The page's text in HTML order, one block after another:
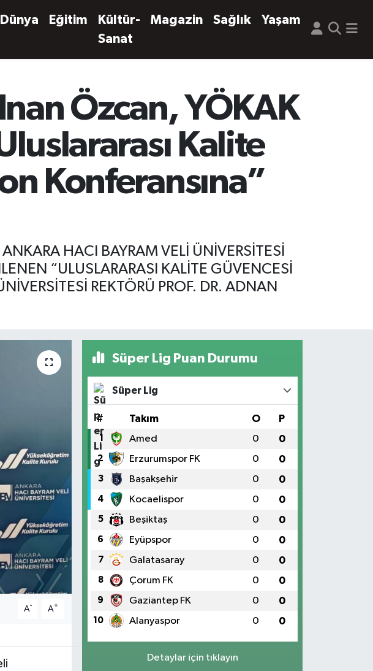
Dünya Eğitim
Kültür-
Sanat
Magazin Sağlık Yaşam
Özcan, YÖKAK
Kalite
Konferansına”
HACI BAYRAM VELİ ÜNİVERSİTESİ
“ULUSLARARASI KALİTE GÜVENCESİ
REKTÖRÜ PROF. DR. ADNAN
A- A+
Süper Lig Puan Durumu
Süper Lig
# Takım O P
1 Amed 0 0
2 Erzurumspor FK 0 0
3 Başakşehir 0 0
4 Kocaelispor 0 0
5 Beşiktaş 0 0
6 Eyüpspor 0 0
7 Galatasaray 0 0
8 Çorum FK 0 0
9 Gaziantep FK 0 0
10 Alanyaspor 0 0
Detaylar için tıklayın